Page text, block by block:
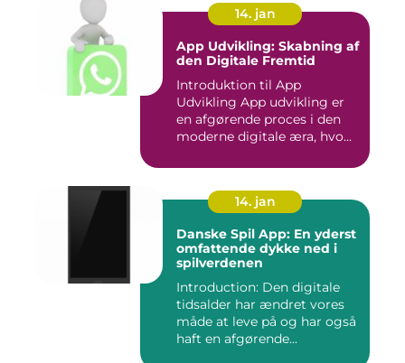
14. jan
App Udvikling: Skabning af
den Digitale Fremtid
Introduktion til App
Udvikling App udvikling er
en afgørende proces i den
moderne digitale æra, hvo...
14. jan
Danske Spil App: En yderst
omfattende dykke ned i
spilverdenen
Introduction: Den digitale
tidsalder har ændret vores
måde at leve på og har også
haft en afgørende...